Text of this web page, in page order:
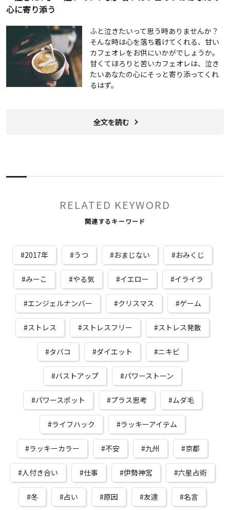
心に寄り添う
ふと泣きたいって思う時ありませんか？
そんな時は心を落ち着けてくれる、甘い
カフェオレをお供にいかがでしょうか。
甘くてほろりと苦いカフェオレは、泣き
たいあなたの心にそっと寄り添ってくれ
るはず。
全文を読む
RELATED KEYWORD
関連するキーワード
2017年 うつ おまじない おみくじ
みーこ やる気 イエロー イライラ
エンジェルナンバー クリスマス ゲーム
ストレス ストレスフリー ストレス発散
タバコ ダイエット ニキビ
バストアップ パワーストーン
パワースポット プラス思考 ムダ毛
ライフハック ラッキーアイテム
ラッキーカラー 不安 九州 京都
人付き合い 仕事 伊勢神宮 六星占術
冬 占い 原因 友達 名言